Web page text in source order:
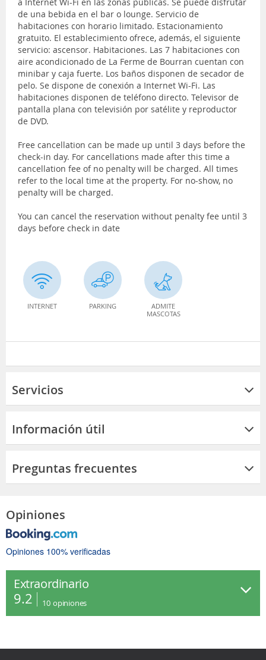
de una bebida en el bar o lounge. Servicio de
habitaciones con horario limitado. Estacionamiento
gratuito. El establecimiento ofrece, además, el siguiente
servicio: ascensor. Habitaciones. Las 7 habitaciones con
aire acondicionado de La Ferme de Bourran cuentan con
minibar y caja fuerte. Los baños disponen de secador de
pelo. Se dispone de conexión a Internet Wi-Fi. Las
habitaciones disponen de teléfono directo. Televisor de
pantalla plana con televisión por satélite y reproductor
de DVD.
Free cancellation can be made up until 3 days before the
check-in day. For cancellations made after this time a
cancellation fee of no penalty will be charged. All times
refer to the local time at the property. For no-show, no
penalty will be charged.
You can cancel the reservation without penalty fee until 3
days before check in date
INTERNET PARKING
ADMITE
MASCOTAS
Servicios
Información útil
Preguntas frecuentes
Opiniones
Opiniones 100% verificadas
Extraordinario
9.2 10 opiniones